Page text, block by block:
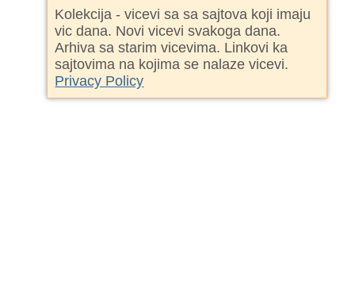
Kolekcija - vicevi sa sa sajtova koji imaju
vic dana. Novi vicevi svakoga dana.
Arhiva sa starim vicevima. Linkovi ka
sajtovima na kojima se nalaze vicevi.
Privacy Policy